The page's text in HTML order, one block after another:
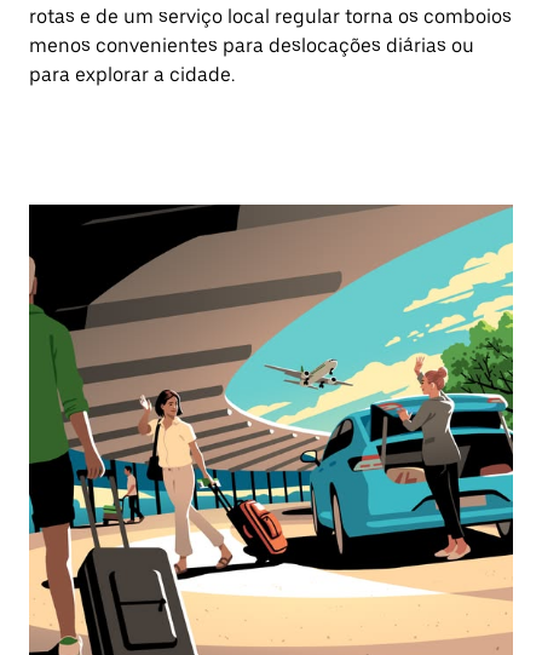
rotas e de um serviço local regular torna os comboios
menos convenientes para deslocações diárias ou
para explorar a cidade.